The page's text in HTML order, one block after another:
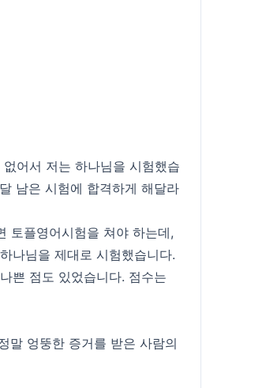
어서 저는 하나님을 시험했습
남은 시험에 합격하게 해달라
토플영어시험을 쳐야 하는데,
나님을 제대로 시험했습니다.
쁜 점도 있었습니다. 점수는
말 엉뚱한 증거를 받은 사람의